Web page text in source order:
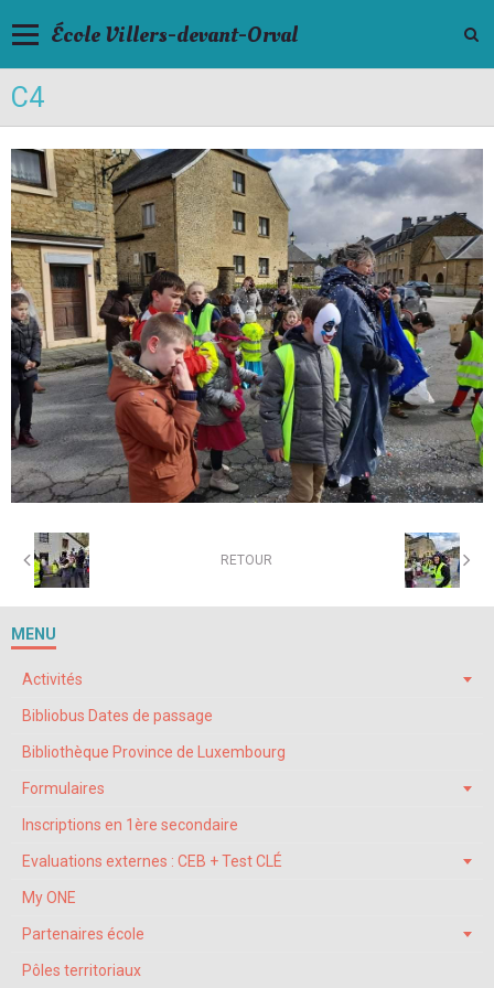
École Villers-devant-Orval
C4
RETOUR
MENU
Activités
Bibliobus Dates de passage
Bibliothèque Province de Luxembourg
Formulaires
Inscriptions en 1ère secondaire
Evaluations externes : CEB + Test CLÉ
My ONE
Partenaires école
Pôles territoriaux